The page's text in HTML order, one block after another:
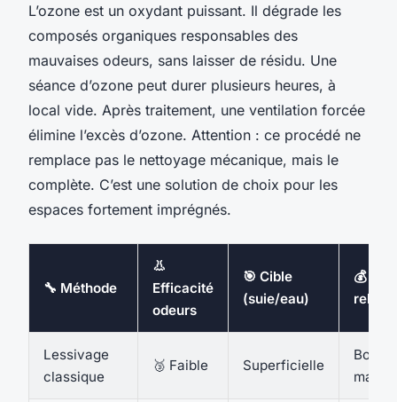
L’ozone est un oxydant puissant. Il dégrade les
composés organiques responsables des
mauvaises odeurs, sans laisser de résidu. Une
séance d’ozone peut durer plusieurs heures, à
local vide. Après traitement, une ventilation forcée
élimine l’excès d’ozone. Attention : ce procédé ne
remplace pas le nettoyage mécanique, mais le
complète. C’est une solution de choix pour les
espaces fortement imprégnés.
🔧 Méthode
👃
Efficacité
odeurs
🎯 Cible
(suie/eau)
💰
relatif
Lessivage
classique
🥉 Faible Superficielle
Bon